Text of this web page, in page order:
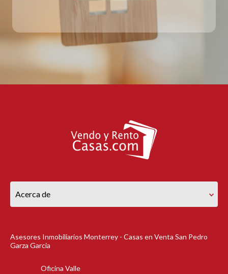
Acerca de
Asesores Inmobiliarios Monterrey - Casas en Venta San Pedro
Garza Garcia
Oficina Valle